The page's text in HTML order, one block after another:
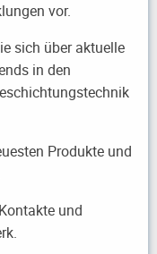
vor.
sich über aktuelle
in den
Produkte und
und